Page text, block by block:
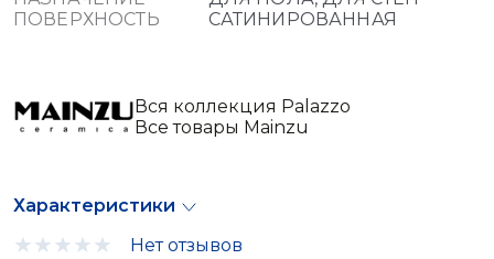
ПОВЕРХНОСТЬ
САТИНИРОВАННАЯ
Вся коллекция Palazzo
Все товары Mainzu
Характеристики
Нет отзывов